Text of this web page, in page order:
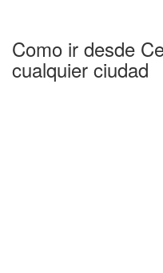
Como ir desde
cualquier ciudad